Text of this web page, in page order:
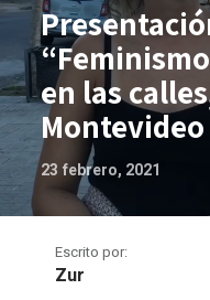
en las
Montevideo
23 febrero, 2021
Escrito por:
Zur